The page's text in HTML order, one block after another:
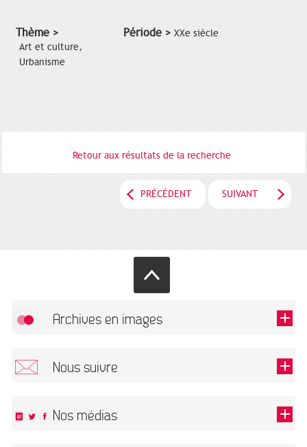
Thème >
Art et culture,
Urbanisme
Période > XXe siècle
Retour aux résultats de la recherche
PRÉCÉDENT SUIVANT
Archives en images
Nous suivre
Nos médias